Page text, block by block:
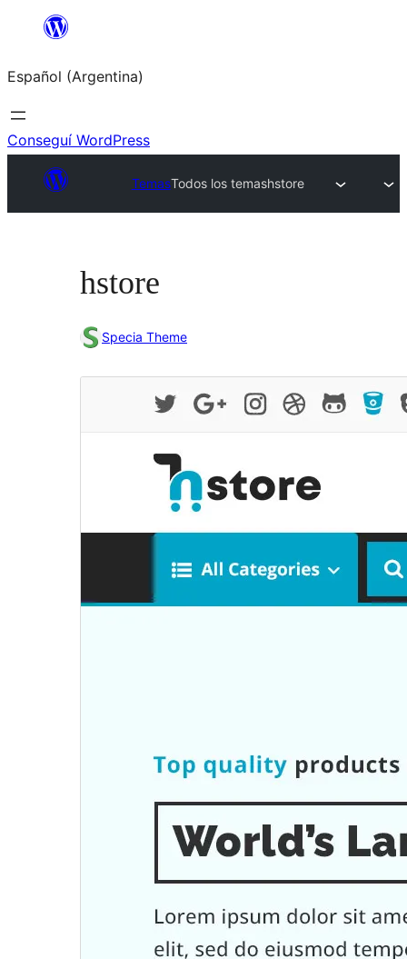
Saltar
contenido
Español (Argentina)
Conseguí WordPress
TemasTodos los temashstore
hstore
Specia Theme